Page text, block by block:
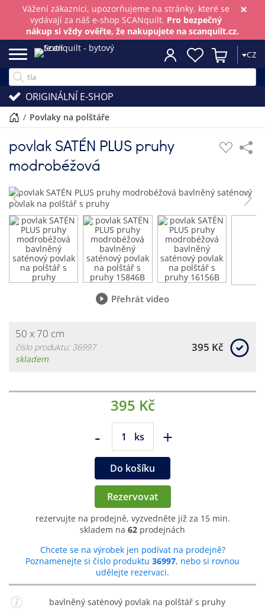
×
Vážení zákazníci, upozorňujeme na stránky, které se
vydávají za náš e-shop SCANquilt. Pro bezpečný
nákup si vždy ověřte, že nakupujete na scanquilt.cz.
CZ
ORIGINÁLNÍ E-SHOP
/ povlaky na polštáře
povlak SATÉN PLUS pruhy
modrobéžová
Přehrát video
50 x 70 cm
číslo produktu: 36997
skladem
395 Kč
395 Kč
- ks +
Do košíku
Rezervovat
rezervujte na prodejně, vyzvedněte již za 15 min.
skladem na 62 prodejnách
Chcete se na výrobek jen podívat na prodejně?
Poznamenejte si číslo produktu 36997, nebo si rovnou
udělejte rezervaci.
bavlněný saténový povlak na polštář s pruhy